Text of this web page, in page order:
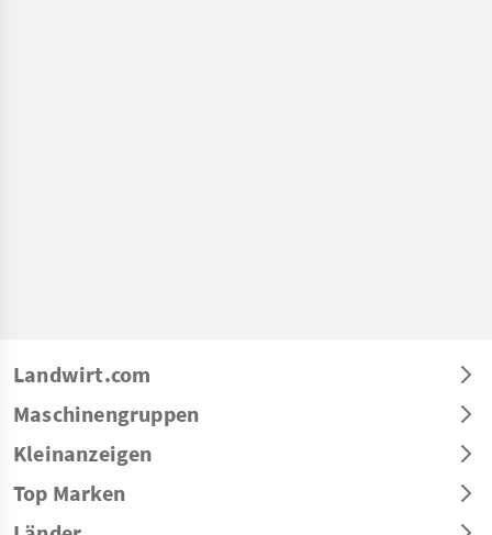
Landwirt.com
Maschinengruppen
Kleinanzeigen
Top Marken